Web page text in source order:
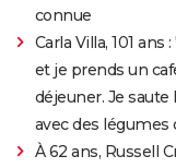
connue
Carla Villa, 101
et je prends un
déjeuner. Je
avec des légumes
À 62 ans, Russell